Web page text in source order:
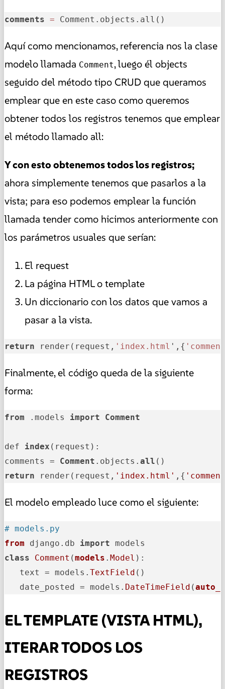
comments = Comment.objects.all()
Aquí como mencionamos, referencia nos la clase
modelo llamada Comment, luego él objects
seguido del método tipo CRUD que queramos
emplear que en este caso como queremos
obtener todos los registros tenemos que emplear
el método llamado all:
Y con esto obtenemos todos los registros;
ahora simplemente tenemos que pasarlos a la
vista; para eso podemos emplear la función
llamada tender como hicimos anteriormente con
los parámetros usuales que serían:
El request
La página HTML o template
Un diccionario con los datos que vamos a
pasar a la vista.
return render(request, 'index.html ',{
Finalmente, el código queda de la siguiente
forma:
from .models import Comment
def index (request):
comments = Comment .objects. all
return render(request, 'index.html' ,{
El modelo empleado luce como el siguiente:
# models.py
from django.db import
class
Comment (models . Model ):
   text = models.
TextField ()
   date_posted = models.
DateTimeField (
EL TEMPLATE (VISTA HTML),
ITERAR TODOS LOS
REGISTROS